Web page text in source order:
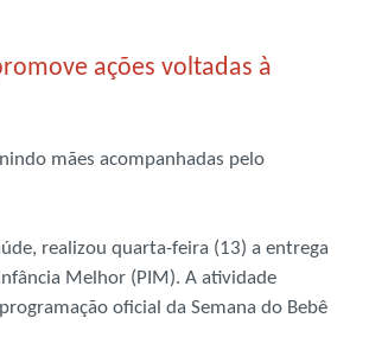
ações voltadas à
mães acompanhadas pelo
realizou quarta-feira (13) a entrega
Melhor (PIM). A atividade
oficial da Semana do Bebê